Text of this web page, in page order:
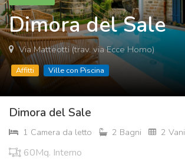
Dimora del Sale
Via Matteotti (trav. via Ecce Homo)
Affitti Ville con Piscina
Dimora del Sale
1 Camera da letto 2 Bagni 2 Vani
60Mq. Interno